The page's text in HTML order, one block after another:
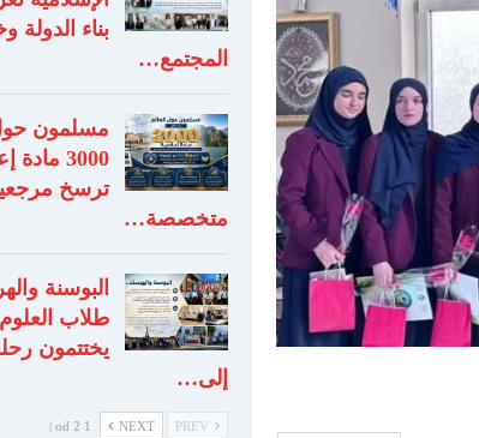
بناء الدولة
المجتمع…
مسلمون
3000
ترسخ
متخصصة…
البوسنة
طلاب العلوم
يختتمون
إلى…
NEXT
1 od 2 |